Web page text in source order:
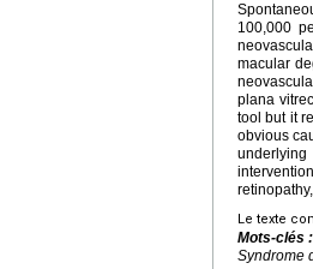
100,000
macular
plana
tool but it
obvious
Le texte
Mots-clés :
Syndrome